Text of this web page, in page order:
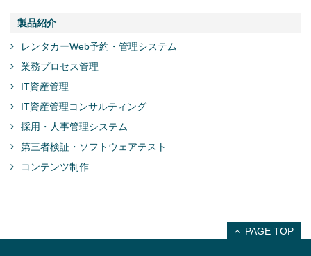
製品紹介
レンタカーWeb予約・管理システム
業務プロセス管理
IT資産管理
IT資産管理コンサルティング
採用・人事管理システム
第三者検証・ソフトウェアテスト
コンテンツ制作
PAGE TOP